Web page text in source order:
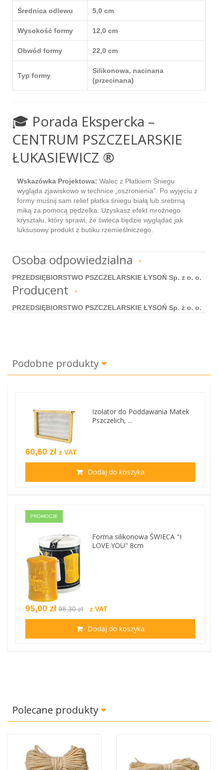
Średnica odlewu 5,0 cm
Wysokość formy 12,0 cm
Obwód formy 22,0 cm
Typ formy
Silikonowa, nacinana
(przecinana)
🎓 Porada Ekspercka –
CENTRUM PSZCZELARSKIE
ŁUKASIEWICZ ®
Wskazówka Projektowa: Walec z Płatkiem Śniegu
wygląda zjawiskowo w technice „oszronienia”. Po wyjęciu z
formy muśnij sam relief płatka śniegu białą lub srebrną
miką za pomocą pędzelka. Uzyskasz efekt mroźnego
kryształu, który sprawi, że świeca będzie wyglądać jak
luksusowy produkt z butiku rzemieślniczego.
Osoba odpowiedzialna »
PRZEDSIĘBIORSTWO PSZCZELARSKIE ŁYSOŃ Sp. z o. o.
Producent »
PRZEDSIĘBIORSTWO PSZCZELARSKIE ŁYSOŃ Sp. z o. o.
Podobne produkty
Izolator do Poddawania Matek
Pszczelich, ...
60,60 zł z VAT
Dodaj do koszyka
PROMOCJE
Forma silikonowa ŚWIECA "I
LOVE YOU" 8cm
95,00 zł 98,30 zł z VAT
Dodaj do koszyka
Polecane produkty